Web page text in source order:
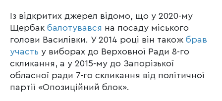
Із відкритих джерел відомо, що у 2020-му
Щербак балотувався на посаду міського
голови Василівки. У 2014 році він також брав
участь у виборах до Верховної Ради 8-го
скликання, а у 2015-му до Запорізької
обласної ради 7-го скликання від політичної
партії «Опозиційний блок».